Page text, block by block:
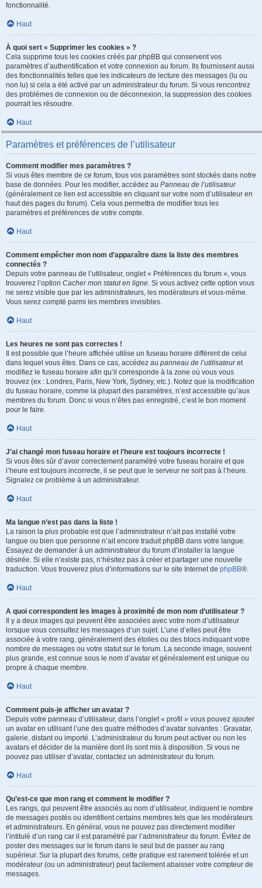
fonctionnalité.
Haut
À quoi sert « Supprimer les cookies » ?
Cela supprime tous les cookies créés par phpBB qui conservent vos
paramètres d’authentification et votre connexion au forum. Ils fournissent aussi
des fonctionnalités telles que les indicateurs de lecture des messages (lu ou
non lu) si cela a été activé par un administrateur du forum. Si vous rencontrez
des problèmes de connexion ou de déconnexion, la suppression des cookies
pourrait les résoudre.
Haut
Paramètres et préférences de l’utilisateur
Comment modifier mes paramètres ?
Si vous êtes membre de ce forum, tous vos paramètres sont stockés dans notre
base de données. Pour les modifier, accédez au Panneau de l’utilisateur
(généralement ce lien est accessible en cliquant sur votre nom d’utilisateur en
haut des pages du forum). Cela vous permettra de modifier tous les
paramètres et préférences de votre compte.
Haut
Comment empêcher mon nom d’apparaître dans la liste des membres
connectés ?
Depuis votre panneau de l’utilisateur, onglet « Préférences du forum », vous
trouverez l’option Cacher mon statut en ligne. Si vous activez cette option vous
ne serez visible que par les administrateurs, les modérateurs et vous-même.
Vous serez compté parmi les membres invisibles.
Haut
Les heures ne sont pas correctes !
Il est possible que l’heure affichée utilise un fuseau horaire différent de celui
dans lequel vous êtes. Dans ce cas, accédez au panneau de l’utilisateuret
modifiez le fuseau horaire afin qu’il corresponde à la zone où vous vous
trouvez (ex : Londres, Paris, New York, Sydney, etc.). Notez que la modification
du fuseau horaire, comme la plupart des paramètres, n’est accessible qu’aux
membres du forum. Donc si vous n’êtes pas enregistré, c’est le bon moment
pour le faire.
Haut
J’ai changé mon fuseau horaire et l’heure est toujours incorrecte !
Si vous êtes sûr d’avoir correctement paramétré votre fuseau horaire et que
l’heure est toujours incorrecte, il se peut que le serveur ne soit pas à l’heure.
Signalez ce problème à un administrateur.
Haut
Ma langue n’est pas dans la liste !
La raison la plus probable est que l’administrateur n’ait pas installé votre
langue ou bien que personne n’ait encore traduit phpBB dans votre langue.
Essayez de demander à un administrateur du forum d’installer la langue
désirée. Si elle n’existe pas, n’hésitez pas à créer et partager une nouvelle
traduction. Vous trouverez plus d’informations sur le site Internet de phpBB®.
Haut
A quoi correspondent les images à proximité de mon nom d’utilisateur ?
Il y a deux images qui peuvent être associées avec votre nom d’utilisateur
lorsque vous consultez les messages d’un sujet. L’une d’elles peut être
associée à votre rang, généralement des étoiles ou des blocs indiquant votre
nombre de messages ou votre statut sur le forum. La seconde image, souvent
plus grande, est connue sous le nom d’avatar et généralement est unique ou
propre à chaque membre.
Haut
Comment puis-je afficher un avatar ?
Depuis votre panneau d’utilisateur, dans l’onglet « profil » vous pouvez ajouter
un avatar en utilisant l’une des quatre méthodes d’avatar suivantes : Gravatar,
galerie, distant ou importé. L’administrateur du forum peut activer ou non les
avatars et décider de la manière dont ils sont mis à disposition. Si vous ne
pouvez pas utiliser d’avatar, contactez un administrateur du forum.
Haut
Qu’est-ce que mon rang et comment le modifier ?
Les rangs, qui peuvent être associés au nom d’utilisateur, indiquent le nombre
de messages postés ou identifient certains membres tels que les modérateurs
et administrateurs. En général, vous ne pouvez pas directement modifier
l’intitulé d’un rang car il est paramétré par l’administrateur du forum. Évitez de
poster des messages sur le forum dans le seul but de passer au rang
supérieur. Sur la plupart des forums, cette pratique est rarement tolérée et un
modérateur (ou un administrateur) peut facilement abaisser votre compteur de
messages.